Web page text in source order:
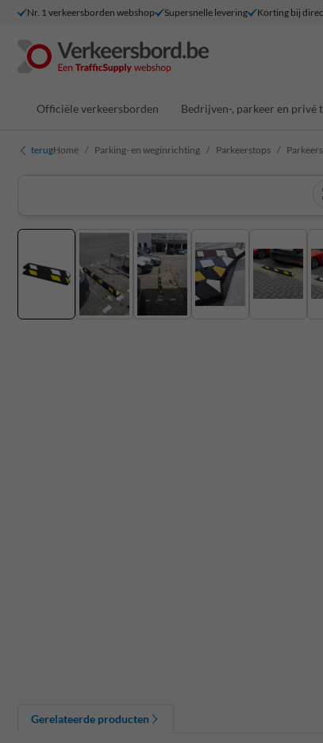
Nr. 1 verkeersborden webshop Supersnelle levering Korting bij
Officiële verkeersborden Bedrijven-, parkeer en privé
terugHome Parking- en weginrichting Parkeerstops
Gerelateerde producten